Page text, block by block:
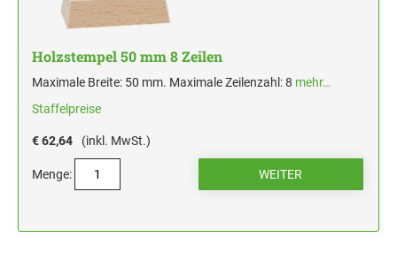
Holzstempel 50 mm 8 Zeilen
Maximale Breite: 50 mm. Maximale Zeilenzahl: 8 mehr…
Staffelpreise
€ 62,64 (inkl. MwSt.)
Menge: